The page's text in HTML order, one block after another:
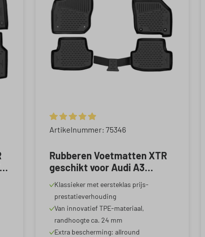
sterren Gemiddelde waardering van 4.92 van 5 sterren
Artikelnummer: 75346
Rubberen Voetmatten XTR
geschikt voor Audi A3
Sportback (8YA) 11/2019-
Vandaag
Klassieker met eersteklas prijs-
prestatieverhouding
Van innovatief TPE-materiaal,
randhoogte ca. 24 mm
Extra bescherming: allround